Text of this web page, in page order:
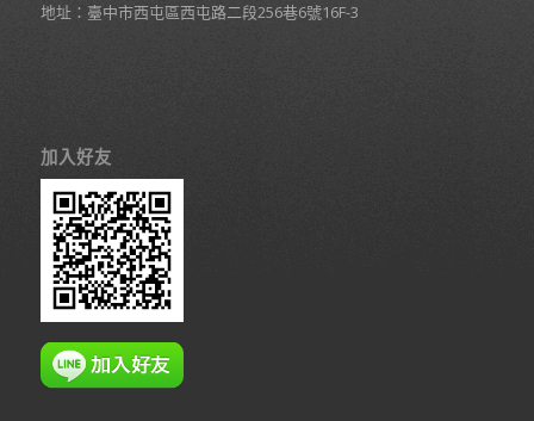
地址：臺中市西屯區西屯路二段256巷6號16F-3
加入好友